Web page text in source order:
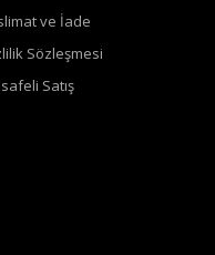
ve İade
Sözleşmesi
Satış